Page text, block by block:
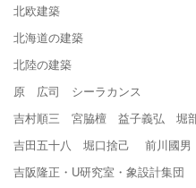
北欧建築
北海道の建築
北陸の建築
原 広司 シーラカンス
吉村順三 宮脇檀 益子義弘 堀
吉田五十八 堀口捨己 前川國
吉阪隆正・U研究室・象設計集団